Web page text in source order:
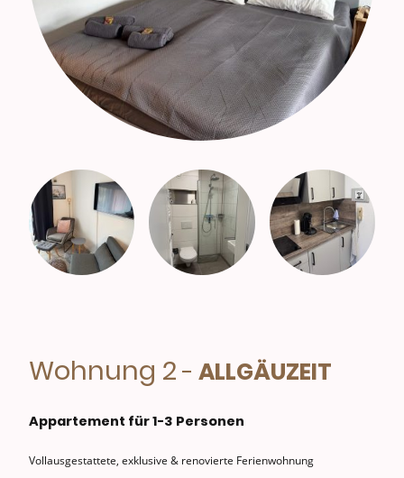
Wohnung 2- ALLGÄUZEIT
Appartement für 1-3 Personen
Vollausgestattete, exklusive & renovierte Ferienwohnung